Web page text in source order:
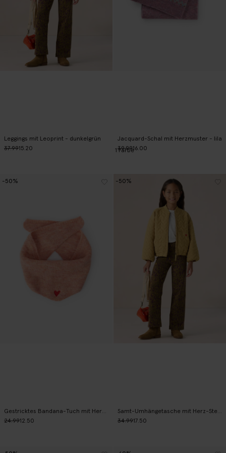
Leggings mit Leoprint - dunkelgrün
37.9915.20
Jacquard-Schal mit Herzmuster - lila
39.9916.00
1Farbe
Gestricktes Bandana-Tuch mit Herz-Detail - rosa
24.9912.50
-50%
Samt-Umhängetasche mit Herz-Steppung - rot
34.9917.50
-50%